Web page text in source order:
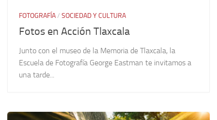
FOTOGRAFÍA/ SOCIEDAD Y CULTURA
Fotos en Acción Tlaxcala
Junto con el museo de la Memoria de Tlaxcala, la
Escuela de Fotografía George Eastman te invitamos a
una tarde...